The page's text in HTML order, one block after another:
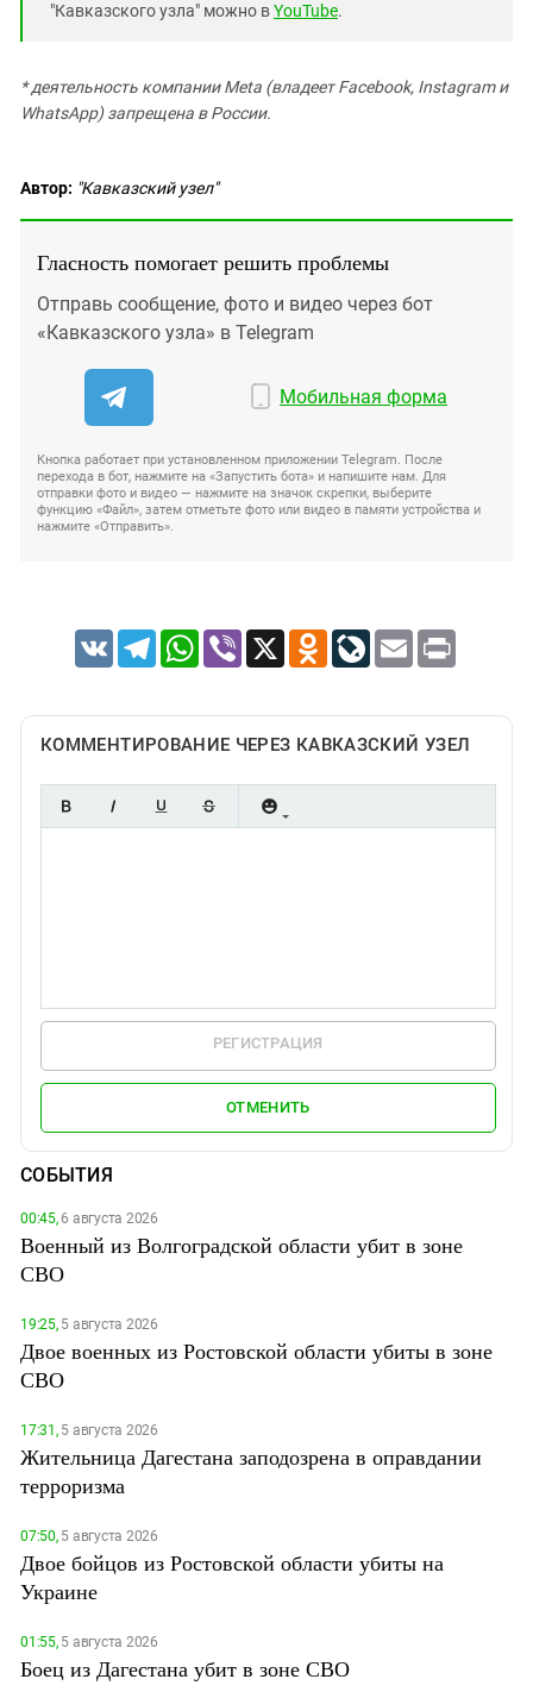
"Кавказского узла" можно вYouTube.
* деятельность компании Meta (владеет Facebook, Instagram и
WhatsApp) запрещена в России.
Автор: "Кавказский узел"
Гласность помогает решить проблемы
Отправь сообщение, фото и видео через бот
«Кавказского узла» в Telegram
Мобильная форма
Кнопка работает при установленном приложении Telegram. После
перехода в бот, нажмите на «Запустить бота» и напишите нам. Для
отправки фото и видео — нажмите на значок скрепки, выберите
функцию «Файл», затем отметьте фото или видео в памяти устройства и
нажмите «Отправить».
VK TelegramWhatsApp
Viber X Odnoklassniki
LiveJournal
Email Print
КОММЕНТИРОВАНИЕ ЧЕРЕЗ КАВКАЗСКИЙ УЗЕЛ
РЕГИСТРАЦИЯ
ОТМЕНИТЬ
СОБЫТИЯ
00:45,6 августа 2026
Военный из Волгоградской области убит в зоне
СВО
19:25,5 августа 2026
Двое военных из Ростовской области убиты в зоне
СВО
17:31,5 августа 2026
Жительница Дагестана заподозрена в оправдании
терроризма
07:50,5 августа 2026
Двое бойцов из Ростовской области убиты на
Украине
01:55,5 августа 2026
Боец из Дагестана убит в зоне СВО